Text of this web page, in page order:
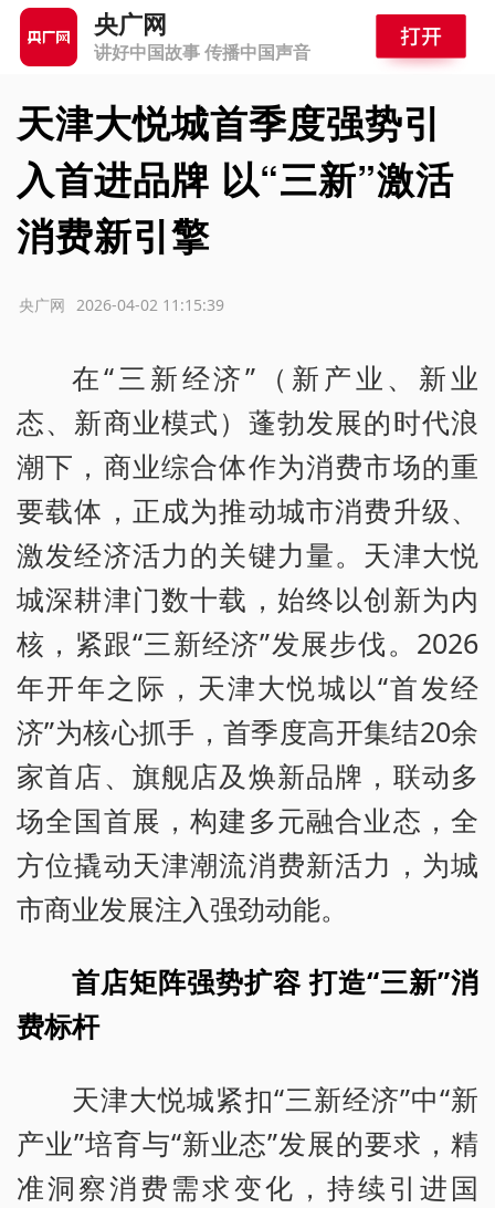
央广网
讲好中国故事 传播中国声音
天津大悦城首季度强势引
入首进品牌 以“三新”激活
消费新引擎
2026-04-02 11:15:39
央广网
在“三新经济”（新产业、新业
态、新商业模式）蓬勃发展的时代浪
潮下，商业综合体作为消费市场的重
要载体，正成为推动城市消费升级、
激发经济活力的关键力量。天津大悦
城深耕津门数十载，始终以创新为内
核，紧跟“三新经济”发展步伐。2026
年开年之际，天津大悦城以“首发经
济”为核心抓手，首季度高开集结20余
家首店、旗舰店及焕新品牌，联动多
场全国首展，构建多元融合业态，全
方位撬动天津潮流消费新活力，为城
市商业发展注入强劲动能。
首店矩阵强势扩容 打造“三新”消
费标杆
天津大悦城紧扣“三新经济”中“新
产业”培育与“新业态”发展的要求，精
准洞察消费需求变化，持续引进国